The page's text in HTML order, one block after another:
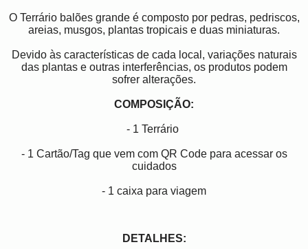
O Terrário balões grande é composto por pedras, pedriscos,
areias, musgos, plantas tropicais e duas miniaturas.
Devido às características de cada local, variações naturais
das plantas e outras interferências, os produtos podem
sofrer alterações.
COMPOSIÇÃO:
- 1 Terrário
- 1 Cartão/Tag que vem com QR Code para acessar os
cuidados
- 1 caixa para viagem
DETALHES: